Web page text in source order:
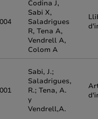
Codina J,
Sabi X,
Saladrigues
R, Tena A,
Vendrell A,
Colom A
Sabi, J.;
Saladrigues,
R.; Tena, A.
y
Vendrell,A.